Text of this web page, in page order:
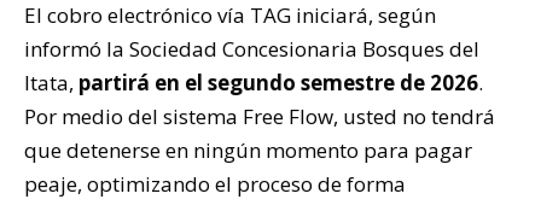
El cobro electrónico vía TAG iniciará, según
informó la Sociedad Concesionaria Bosques del
Itata, partirá en el segundo semestre de 2026.
Por medio del sistema Free Flow, usted no tendrá
que detenerse en ningún momento para pagar
peaje, optimizando el proceso de forma